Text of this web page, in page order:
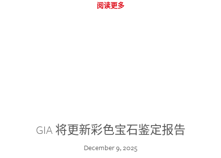
阅读更多
GIA 将更新彩色宝石鉴定报告
December 9, 2025